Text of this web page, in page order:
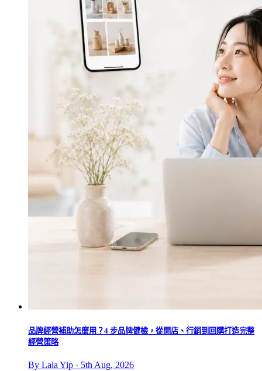
品牌經營補助怎麼用？4 步品牌健檢，從開店、行銷到回購打造完整
經營策略
By Lala Yip · 5th Aug, 2026